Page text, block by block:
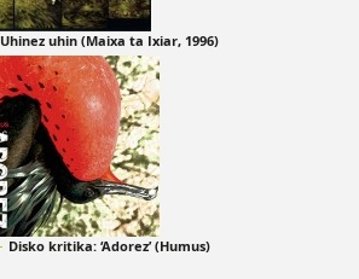
Uhinez uhin (Maixa ta Ixiar, 1996)
Disko kritika: ‘Adorez’ (Humus)